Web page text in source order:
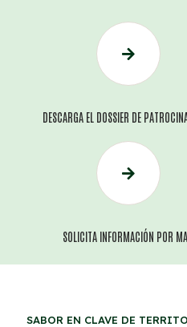
DESCARGA EL DOSSIER DE
SOLICITA INFORMACIÓN POR
SABOR EN CLAVE DE